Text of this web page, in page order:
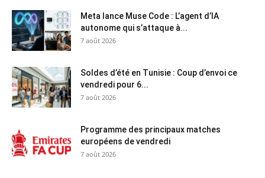
Meta lance Muse Code : L’agent d’IA
autonome qui s’attaque à...
7 août 2026
Soldes d’été en Tunisie : Coup d’envoi ce
vendredi pour 6...
7 août 2026
Programme des principaux matches
européens de vendredi
7 août 2026